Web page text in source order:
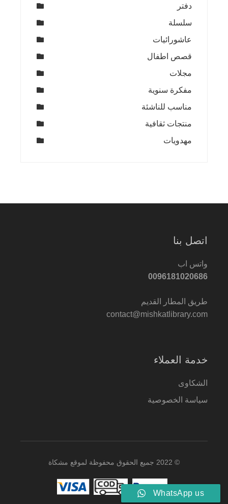
دفتر
سلسلة
عاشورائيات
قصص اطفال
مجلات
مفكرة سنوية
مناسب للناشئة
منتجات ثقافية
مهدويات
اتصل بنا
واتس اب
0096181020686
طريق المطار القديم
contact@mishkatlibrary.com
خدمة العملاء
الشكاوى
سياسة الخصوصية
© 2022 جميع الحقوق محفوظة لموقع مشكاة
WhatsApp us